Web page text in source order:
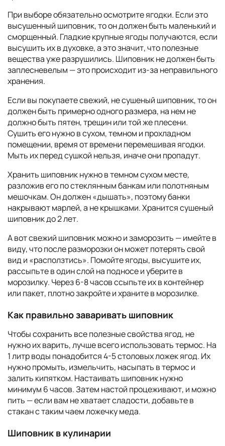
При выборе обязательно осмотрите ягодки. Если это
высушенный шиповник, то он должен быть маленький и
сморщенный. Гладкие крупные ягоды получаются, если
высушить их в духовке, а это значит, что полезные
вещества уже разрушились. Шиповник не должен быть
заплесневелым — это происходит из-за неправильного
хранения.
Если вы покупаете свежий, не сушеный шиповник, то он
должен быть примерно одного размера, на нем не
должно быть пятен, трещин или той же плесени.
Сушить его нужно в сухом, темном и прохладном
помещении, время от времени перемешивая ягодки.
Мыть их перед сушкой нельзя, иначе они пропадут.
Хранить шиповник нужно в темном сухом месте,
разложив его по стеклянным банкам или полотняным
мешочкам. Он должен «дышать», поэтому банки
накрывают марлей, а не крышками. Хранится сушеный
шиповник до 2 лет.
А вот свежий шиповник можно и заморозить — имейте в
виду, что после разморозки он может потерять свой
вид и «расползтись». Помойте ягоды, высушите их,
рассыпьте в один слой на подносе и уберите в
морозилку. Через 6-8 часов ссыпьте их в контейнер
или пакет, плотно закройте и храните в морозилке.
Как правильно заваривать шиповник
Чтобы сохранить все полезные свойства ягод, не
нужно их варить, лучше всего использовать термос. На
1 литр воды понадобится 4-5 столовых ложек ягод. Их
нужно промыть, измельчить, насыпать в термос и
залить кипятком. Настаивать шиповник нужно
минимум 6 часов. Затем настой процеживают, и можно
пить — если вам не хватает сладости, добавьте в
стакан с таким чаем ложечку меда.
Шиповник в кулинарии